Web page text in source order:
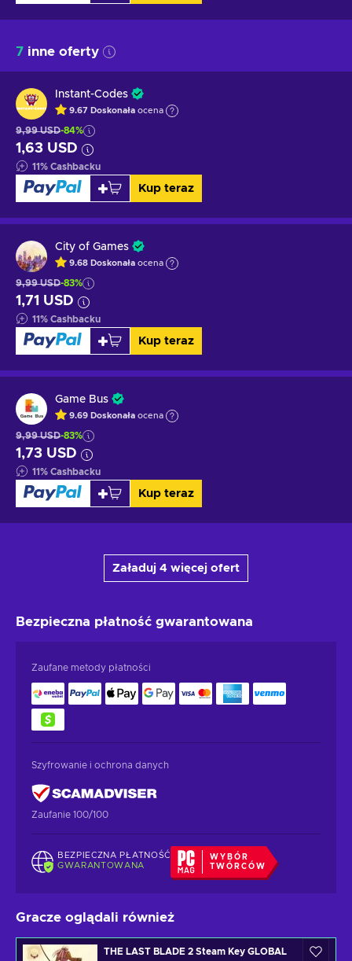
7 inne oferty
Instant-Codes
9.67 Doskonała ocena
9,99 USD-84%
1,63 USD
11% Cashbacku
Kup teraz
City of Games
9.68 Doskonała ocena
9,99 USD-83%
1,71 USD
11% Cashbacku
Kup teraz
Game Bus
9.69 Doskonała ocena
9,99 USD-83%
1,73 USD
11% Cashbacku
Kup teraz
Załaduj 4 więcej ofert
Bezpieczna płatność gwarantowana
Zaufane metody płatności
Szyfrowanie i ochrona danych
Zaufanie 100/100
BEZPIECZNA PŁATNOŚĆ
GWARANTOWANA
WYBÓR
TWÓRCÓW
Gracze oglądali również
THE LAST BLADE 2 Steam Key GLOBAL